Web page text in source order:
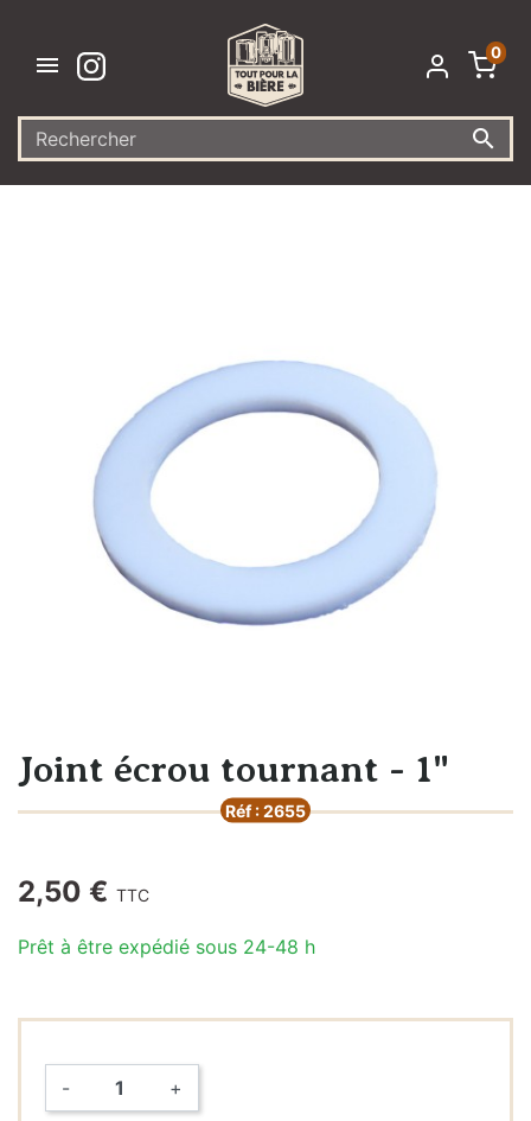


0
Joint écrou tournant - 1"
Réf : 2655
2,50 € TTC
Prêt à être expédié sous 24-48 h
- +